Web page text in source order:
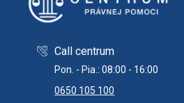
Call centrum
Pon. - Pia.: 08:00 - 16:00
0650 105 100